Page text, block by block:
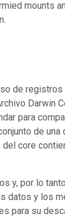
mounts
de registros
Darwin
para
de una
core
y, por lo
datos y los
para su